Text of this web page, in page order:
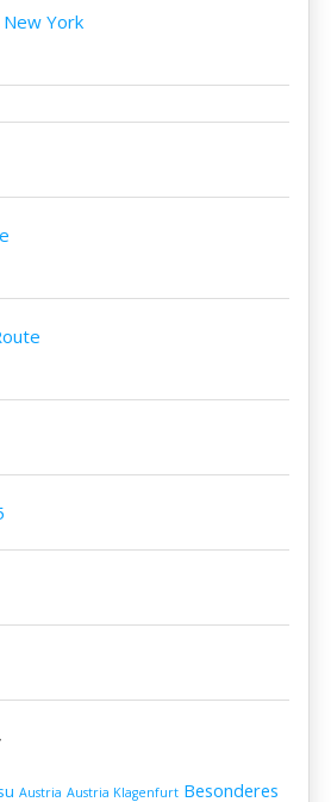
York
Austria Austria Klagenfurt Besonderes